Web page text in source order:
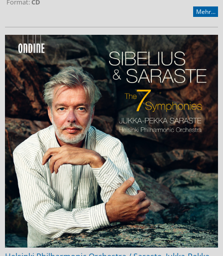
Format:CD
Mehr...